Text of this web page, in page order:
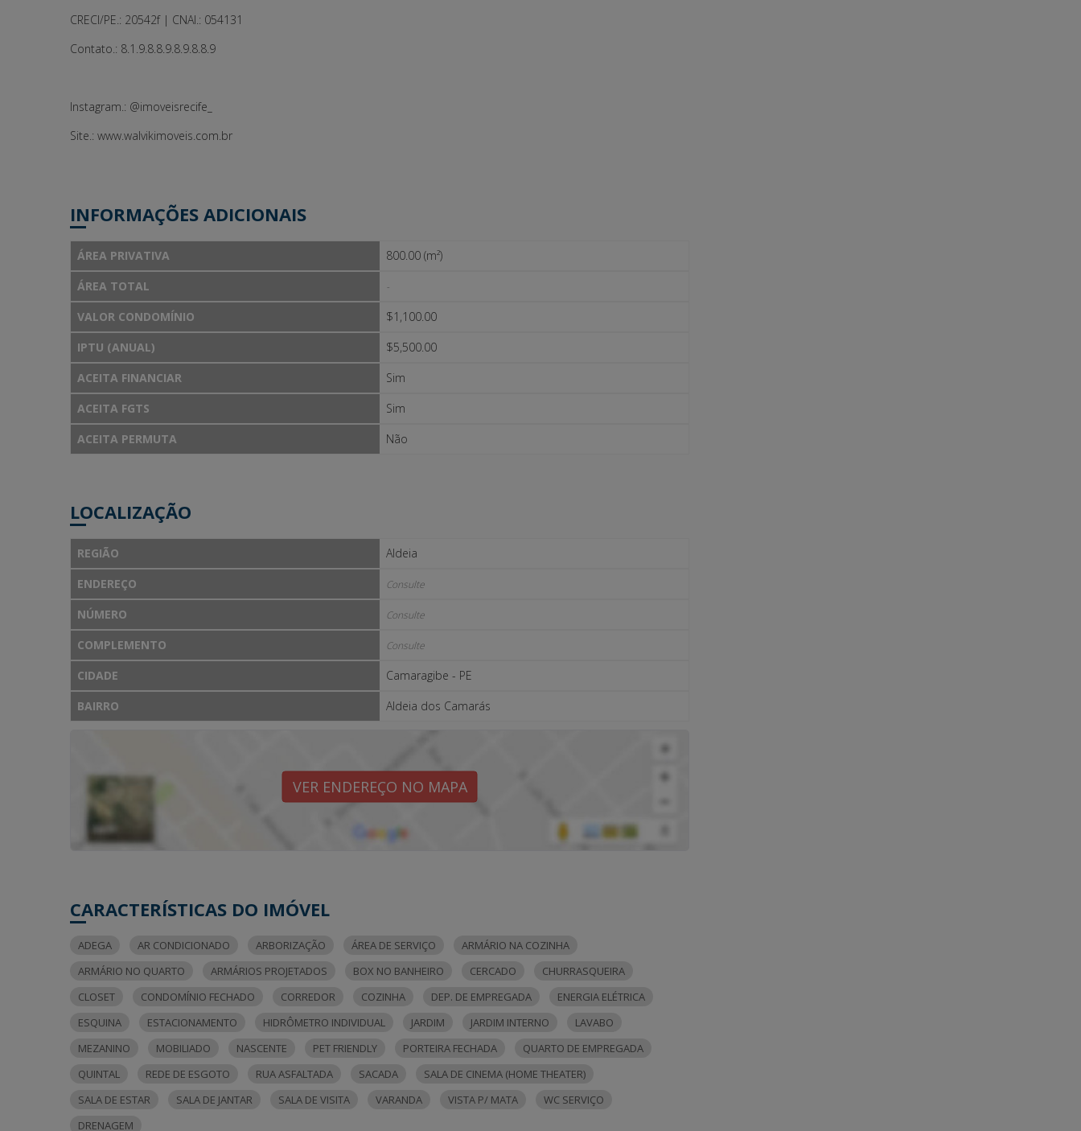
CRECI/PE.: 20542f | CNAI.: 054131
Contato.: 8.1.9.8.8.9.8.9.8.8.9
Instagram.: @imoveisrecife_
Site.: www.walvikimoveis.com.br
INFORMAÇÕES ADICIONAIS
ÁREA PRIVATIVA
800.00 (m²)
ÁREA TOTAL
-
VALOR CONDOMÍNIO
$1,100.00
IPTU (ANUAL)
$5,500.00
ACEITA FINANCIAR
Sim
ACEITA FGTS
Sim
ACEITA PERMUTA
Não
LOCALIZAÇÃO
REGIÃO
Aldeia
ENDEREÇO
Consulte
NÚMERO Consulte
COMPLEMENTO Consulte
CIDADE
Camaragibe - PE
BAIRRO
Aldeia dos Camarás
VER ENDEREÇO NO MAPA
CARACTERÍSTICAS DO IMÓVEL
ADEGA AR CONDICIONADO ARBORIZAÇÃO ÁREA DE SERVIÇO
ARMÁRIO NA COZINHA
ARMÁRIO NO QUARTO
ARMÁRIOS PROJETADOS BOX NO BANHEIRO CERCADO
CHURRASQUEIRA
CLOSET
CONDOMÍNIO FECHADO CORREDOR COZINHA DEP. DE EMPREGADA
ENERGIA ELÉTRICA
ESQUINA
ESTACIONAMENTO HIDRÔMETRO INDIVIDUAL JARDIM JARDIM INTERNO
LAVABO
MEZANINO
MOBILIADO NASCENTE PET FRIENDLY PORTEIRA FECHADA
QUARTO DE EMPREGADA
QUINTAL
REDE DE ESGOTO RUA ASFALTADA SACADA
SALA DE CINEMA (HOME THEATER)
SALA DE ESTAR
SALA DE JANTAR SALA DE VISITA VARANDA VISTA P/ MATA
WC SERVIÇO
DRENAGEM